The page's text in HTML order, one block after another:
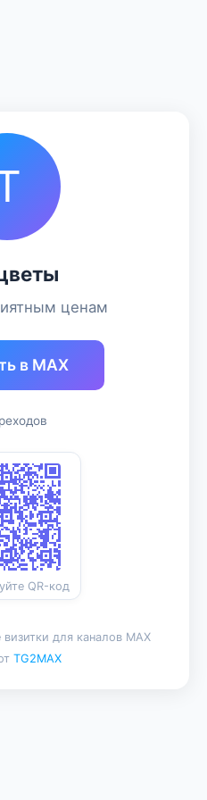
ценам
в MAX
QR-код
для каналов MAX
TG2MAX